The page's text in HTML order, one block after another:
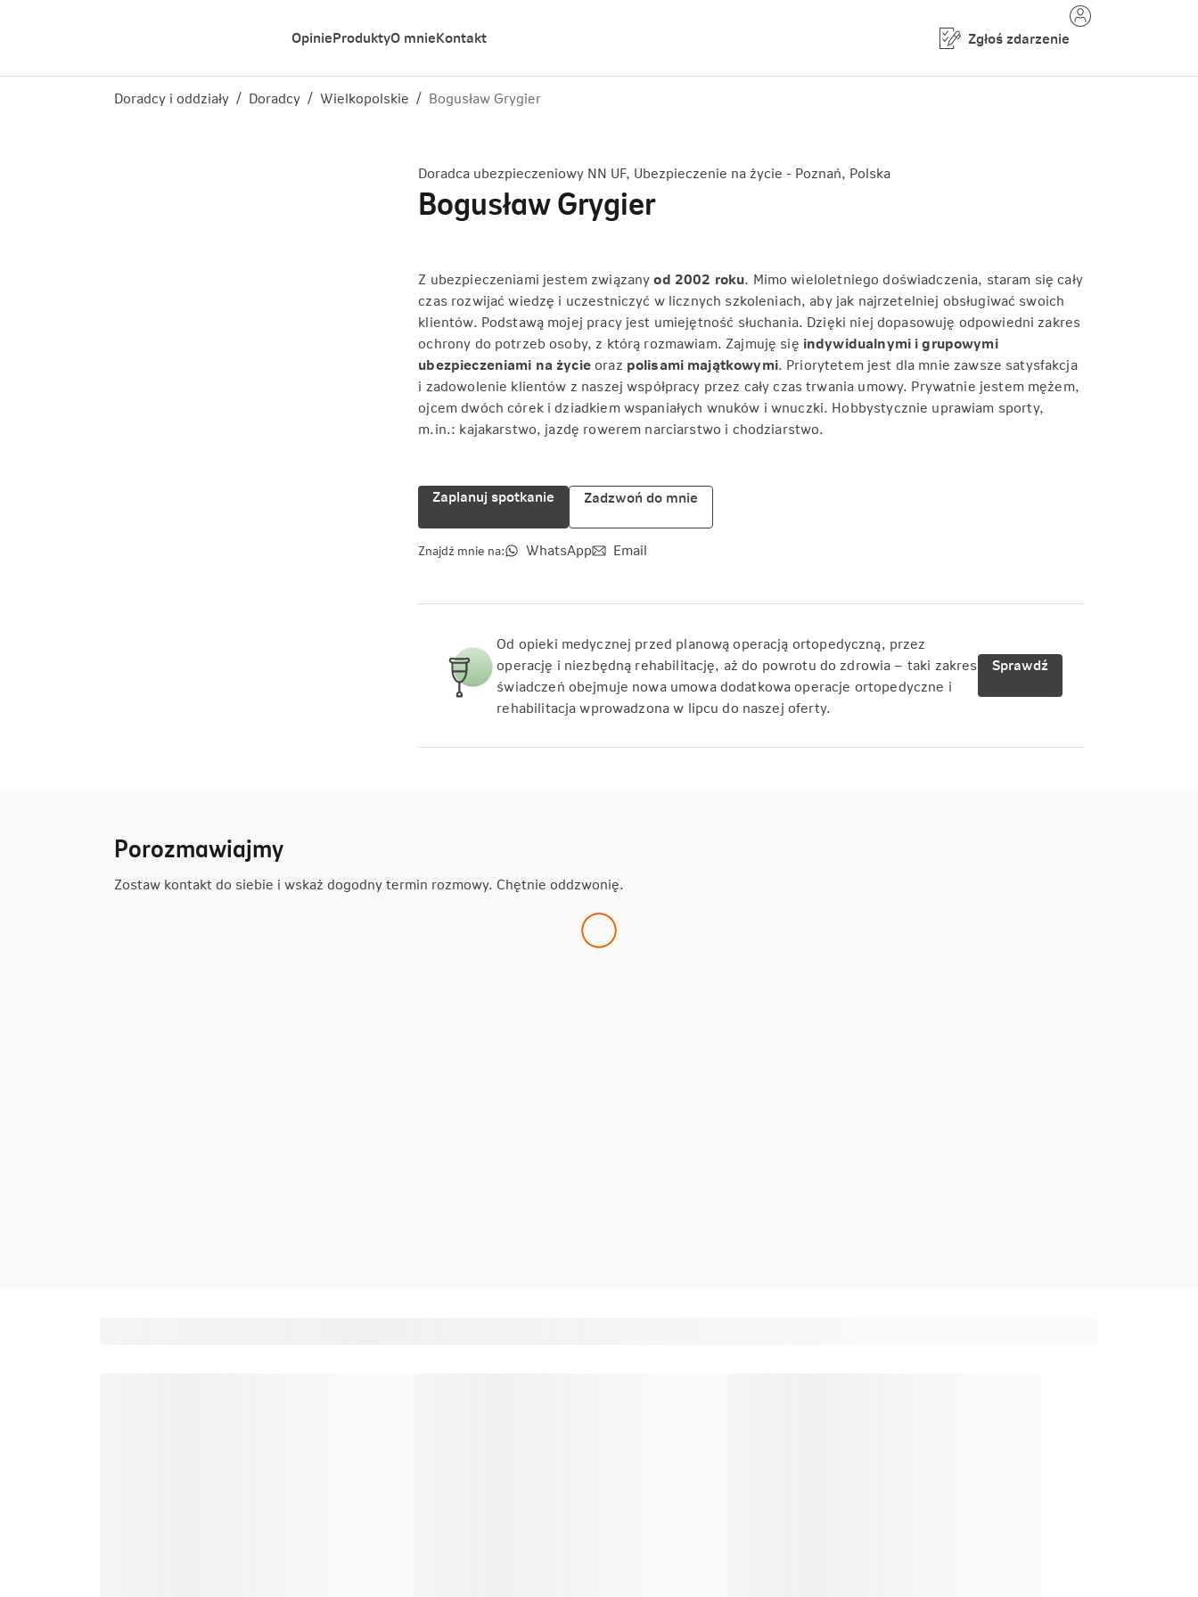
OpinieProduktyO mnieKontakt Zgłoś zdarzenie
Doradcy i oddziały / Doradcy / Wielkopolskie / Bogusław Grygier
Doradca ubezpieczeniowy NN UF, Ubezpieczenie na życie - Poznań, Polska
Bogusław Grygier
Z ubezpieczeniami jestem związanyod 2002 roku. Mimo wieloletniego doświadczenia, staram się cały
czas rozwijać wiedzę i uczestniczyć w licznych szkoleniach, aby jak najrzetelniej obsługiwać swoich
klientów. Podstawą mojej pracy jest umiejętność słuchania. Dzięki niej dopasowuję odpowiedni zakres
ochrony do potrzeb osoby, z którą rozmawiam. Zajmuję się indywidualnymi i grupowymi
ubezpieczeniami na życieoraz polisami majątkowymi. Priorytetem jest dla mnie zawsze satysfakcja
i zadowolenie klientów z naszej współpracy przez cały czas trwania umowy. Prywatnie jestem mężem,
ojcem dwóch córek i dziadkiem wspaniałych wnuków i wnuczki. Hobbystycznie uprawiam sporty,
m.in.: kajakarstwo, jazdę rowerem narciarstwo i chodziarstwo.
Zaplanuj spotkanie Zadzwoń do mnie
Znajdź mnie na: WhatsApp Email
Od opieki medycznej przed planową operacją ortopedyczną, przez
operację i niezbędną rehabilitację, aż do powrotu do zdrowia – taki zakres
świadczeń obejmuje nowa umowa dodatkowa operacje ortopedyczne i
rehabilitacja wprowadzona w lipcu do naszej oferty.
Sprawdź
Porozmawiajmy
Zostaw kontakt do siebie i wskaż dogodny termin rozmowy. Chętnie oddzwonię.